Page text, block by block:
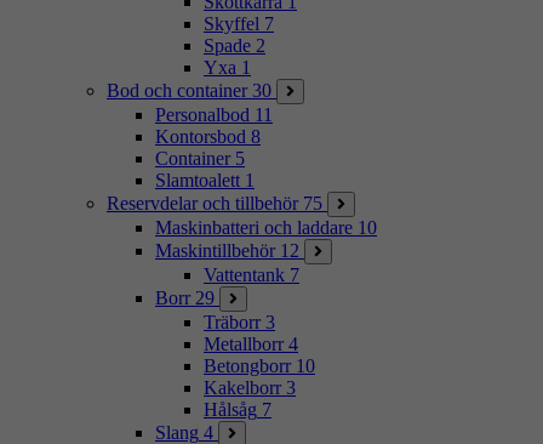
Skyffel 7
Spade 2
Yxa 1
Bod och container 30
Personalbod 11
Kontorsbod 8
Container 5
Slamtoalett 1
Reservdelar och tillbehör 75
Maskinbatteri och laddare 10
Maskintillbehör 12
Vattentank 7
Borr 29
Träborr 3
Metallborr 4
Betongborr 10
Kakelborr 3
Hålsåg 7
Slang 4